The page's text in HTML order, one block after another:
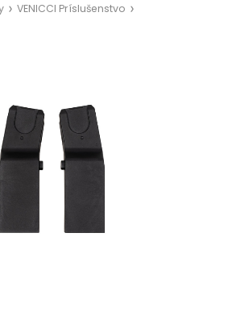
VENICCI Príslušenstvo